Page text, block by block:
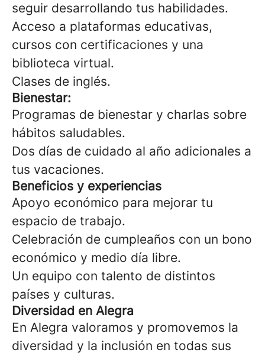
seguir desarrollando tus habilidades.
Acceso a plataformas educativas,
cursos con certificaciones y una
biblioteca virtual.
Clases de inglés.
Bienestar:
Programas de bienestar y charlas sobre
hábitos saludables.
Dos días de cuidado al año adicionales a
tus vacaciones.
Beneficios y experiencias
Apoyo económico para mejorar tu
espacio de trabajo.
Celebración de cumpleaños con un bono
económico y medio día libre.
Un equipo con talento de distintos
países y culturas.
Diversidad en Alegra
En Alegra valoramos y promovemos la
diversidad y la inclusión en todas sus